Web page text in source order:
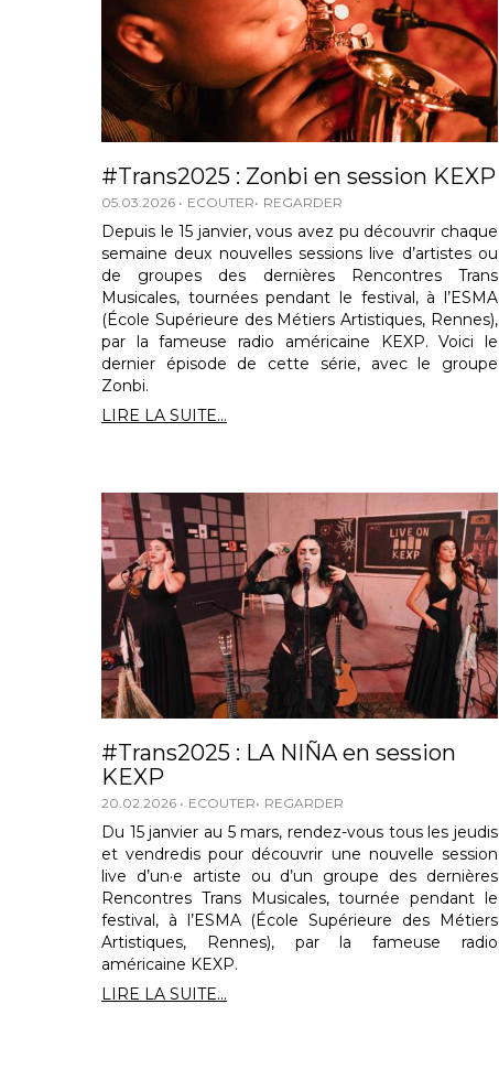
#Trans2025 : Zonbi en session KEXP
05.03.2026 ECOUTER REGARDER
Depuis le 15 janvier, vous avez pu découvrir chaque
semaine deux nouvelles sessions live d’artistes ou
de groupes des dernières Rencontres Trans
Musicales, tournées pendant le festival, à l’ESMA
(École Supérieure des Métiers Artistiques, Rennes),
par la fameuse radio américaine KEXP. Voici le
dernier épisode de cette série, avec le groupe
Zonbi.
LIRE LA SUITE...
#Trans2025 : LA NIÑA en session
KEXP
20.02.2026 ECOUTER REGARDER
Du 15 janvier au 5 mars, rendez-vous tous les jeudis
et vendredis pour découvrir une nouvelle session
live d’un·e artiste ou d’un groupe des dernières
Rencontres Trans Musicales, tournée pendant le
festival, à l’ESMA (École Supérieure des Métiers
Artistiques, Rennes), par la fameuse radio
américaine KEXP.
LIRE LA SUITE...